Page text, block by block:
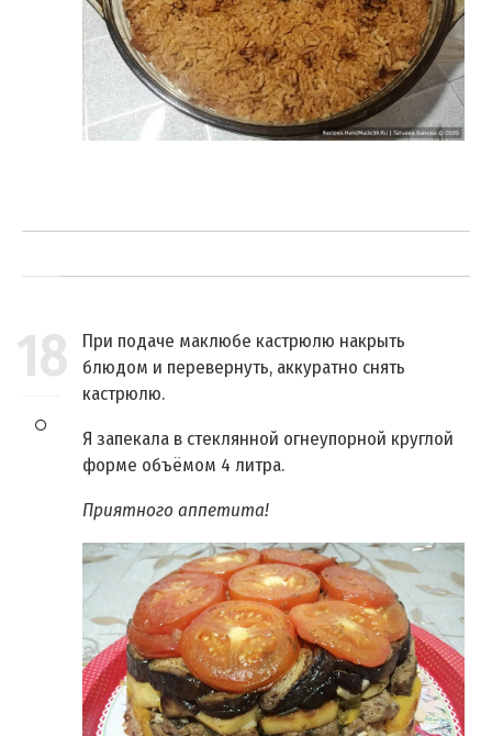
18
При подаче маклюбе кастрюлю накрыть
блюдом и перевернуть, аккуратно снять
кастрюлю.
Я запекала в стеклянной огнеупорной круглой
форме объёмом 4 литра.
Приятного аппетита!